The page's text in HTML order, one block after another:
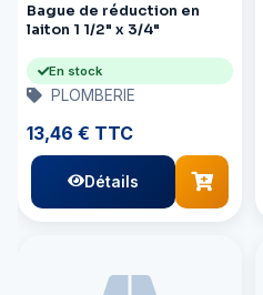
Bague de réduction en
laiton 1 1/2" x 3/4"
En stock
PLOMBERIE
13,46 € TTC
Détails